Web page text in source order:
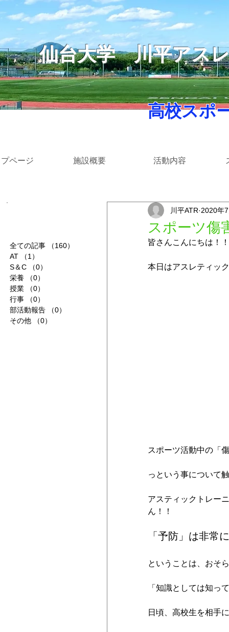
仙台大学川平アス
高校スポ
ページ 施設概要 活動内容
全ての記事 （160）
AT
（1）
S＆C
（0）
栄養
（0）
授業
（0）
行事
（0）
部活動報告
（0）
その他
（0）
スポーツ傷
川平ATR 2020年
皆さんこんにちは！！
本日はアスレティッ
スポーツ活動中の「
っという事について
アスティックトレー
ん！！
「予防」は非常
ということは、おそ
「知識としては知っ
日頃、高校生を相手